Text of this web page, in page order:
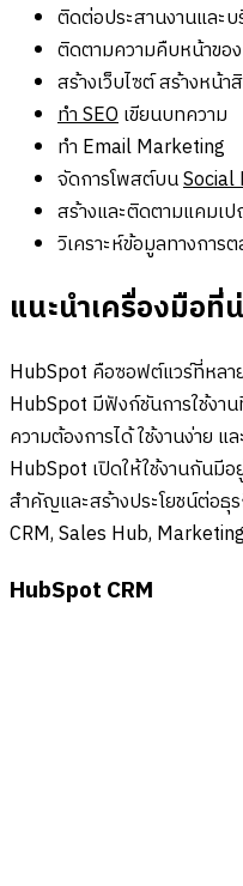
ติดต่อประสานงานและ
ติดตามความคืบหน้าขอ
สร้างเว็บไซต์ สร้างหน้า
ทำ SEOเขียนบทความ
ทำ Email Marketing
จัดการโพสต์บนSocial
สร้างและติดตามแคมเ
วิเคราะห์ข้อมูลทางการ
แนะนำเครื่องมือที่
HubSpot คือซอฟต์แวร์ที่หลา
HubSpot มีฟังก์ชันการใช้งา
ความต้องการได้ ใช้งานง่าย
HubSpot เปิดให้ใช้งานกันมีอ
สำคัญและสร้างประโยชน์ต่อธุ
CRM, Sales Hub,
HubSpot CRM